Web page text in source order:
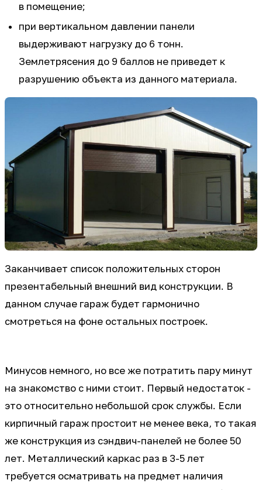
в помещение;
при вертикальном давлении панели
выдерживают нагрузку до 6 тонн.
Землетрясения до 9 баллов не приведет к
разрушению объекта из данного материала.
Заканчивает список положительных сторон
презентабельный внешний вид конструкции. В
данном случае гараж будет гармонично
смотреться на фоне остальных построек.
Минусов немного, но все же потратить пару минут
на знакомство с ними стоит. Первый недостаток -
это относительно небольшой срок службы. Если
кирпичный гараж простоит не менее века, то такая
же конструкция из сэндвич-панелей не более 50
лет. Металлический каркас раз в 3-5 лет
требуется осматривать на предмет наличия